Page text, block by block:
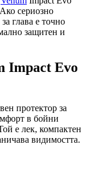
сериозно
глава е точно
защитен и
Impact Evo
протектор за
в бойни
е лек, компактен
видимостта.